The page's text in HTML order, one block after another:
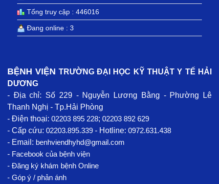
Tổng truy cập : 446016
Đang online : 3
BỆNH VIỆN TRƯỜNG ĐẠI HỌC KỸ THUẬT Y TẾ HẢI
DƯƠNG
- Địa chỉ: Số 229 - Nguyễn Lương Bằng - Phường Lê
Thanh Nghị - Tp.Hải Phòng
- Điện thoại: 02203 895 228; 02203 892 629
- Cấp cứu: 02203.895.339 - Hotline: 0972.631.438
- Email: benhviendhyhd@gmail.com
- Facebook của bệnh viện
- Đăng ký khám bệnh Online
- Góp ý / phản ánh